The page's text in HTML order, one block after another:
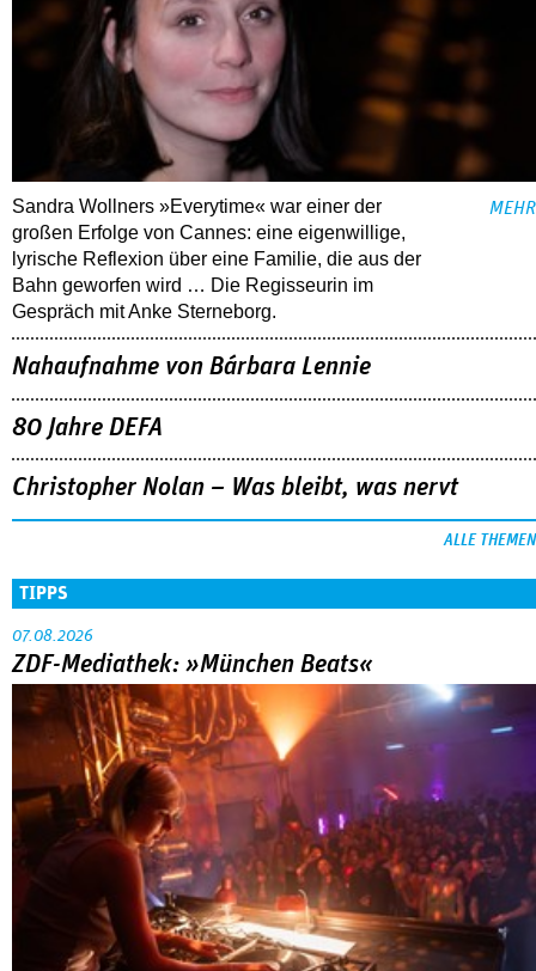
Sandra Wollners »Everytime« war einer der
großen Erfolge von Cannes: eine eigenwillige,
lyrische Reflexion über eine ­Familie, die aus der
Bahn geworfen wird … Die Regisseurin im
Gespräch mit Anke Sterneborg.
MEHR
Nahaufnahme von Bárbara Lennie
80 Jahre DEFA
Christopher Nolan – Was bleibt, was nervt
ALLE THEMEN
TIPPS
07.08.2026
ZDF-Mediathek: »München Beats«